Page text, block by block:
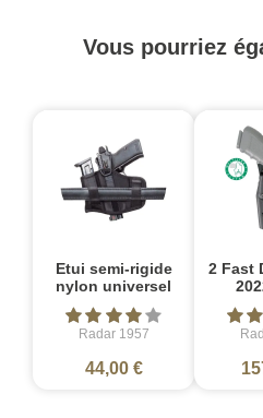
Vous pourriez
Etui semi-rigide
nylon universel
Radar 1957
44,00 €
2 Fast